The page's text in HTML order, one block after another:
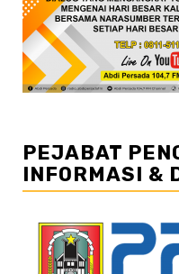
PEJABAT
INFORMASI &